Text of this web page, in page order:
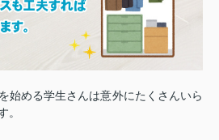
始める学生さんは意外にたくさんいら
。